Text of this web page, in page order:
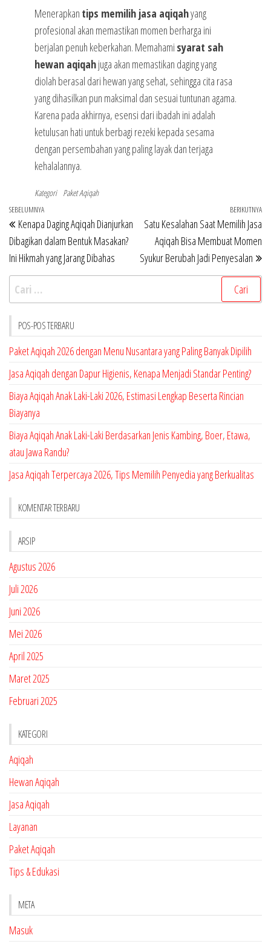
Menerapkan tips memilih jasa aqiqahyang
profesional akan memastikan momen berharga ini
berjalan penuh keberkahan. Memahami syarat sah
hewan aqiqahjuga akan memastikan daging yang
diolah berasal dari hewan yang sehat, sehingga cita rasa
yang dihasilkan pun maksimal dan sesuai tuntunan agama.
Karena pada akhirnya, esensi dari ibadah ini adalah
ketulusan hati untuk berbagi rezeki kepada sesama
dengan persembahan yang paling layak dan terjaga
kehalalannya.
Kategori Paket Aqiqah
Navigasi
pos
Pos
Sebelumnya
SEBELUMNYA
Kenapa Daging Aqiqah Dianjurkan
Dibagikan dalam Bentuk Masakan?
Ini Hikmah yang Jarang Dibahas
BERIKUTNYA
Satu Kesalahan Saat Memilih Jasa
Aqiqah Bisa Membuat Momen
Syukur Berubah Jadi Penyesalan
Cari
untuk:
POS-POS TERBARU
Paket Aqiqah 2026 dengan Menu Nusantara yang Paling Banyak Dipilih
Jasa Aqiqah dengan Dapur Higienis, Kenapa Menjadi Standar Penting?
Biaya Aqiqah Anak Laki-Laki 2026, Estimasi Lengkap Beserta Rincian
Biayanya
Biaya Aqiqah Anak Laki-Laki Berdasarkan Jenis Kambing, Boer, Etawa,
atau Jawa Randu?
Jasa Aqiqah Terpercaya 2026, Tips Memilih Penyedia yang Berkualitas
KOMENTAR TERBARU
ARSIP
Agustus 2026
Juli 2026
Juni 2026
Mei 2026
April 2025
Maret 2025
Februari 2025
KATEGORI
Aqiqah
Hewan Aqiqah
Jasa Aqiqah
Layanan
Paket Aqiqah
Tips & Edukasi
META
Masuk